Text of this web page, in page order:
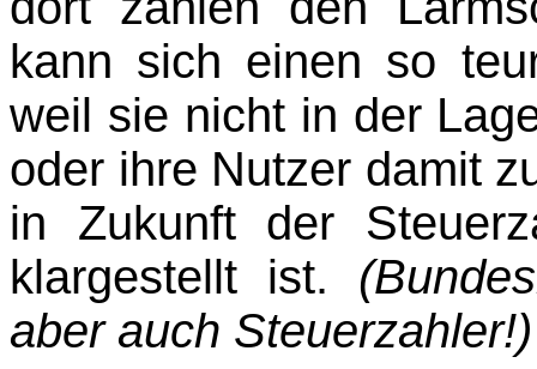
kann sich einen so
weil sie nicht in der
oder ihre Nutzer damit
in Zukunft der
klargestellt ist.
aber auch Steuerzahler!)